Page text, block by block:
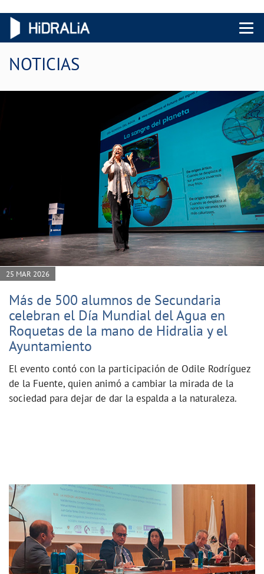
Menu
NOTICIAS
25 MAR 2026
Más de 500 alumnos de Secundaria
celebran el Día Mundial del Agua en
Roquetas de la mano de Hidralia y el
Ayuntamiento
El evento contó con la participación de Odile Rodríguez
de la Fuente, quien animó a cambiar la mirada de la
sociedad para dejar de dar la espalda a la naturaleza.